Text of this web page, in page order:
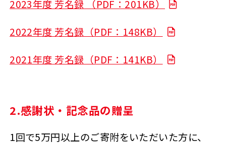
2023年度 芳名録 （PDF：201KB）
2022年度 芳名録（PDF：148KB）
2021年度 芳名録（PDF：141KB）
2.感謝状・記念品の贈呈
1回で5万円以上のご寄附をいただいた方に、